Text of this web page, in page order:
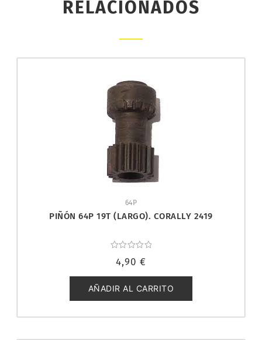
RELACIONADOS
64P
PIÑÓN 64P 19T (LARGO). CORALLY 2419
con
de
5
4,90 €
AÑADIR AL CARRITO